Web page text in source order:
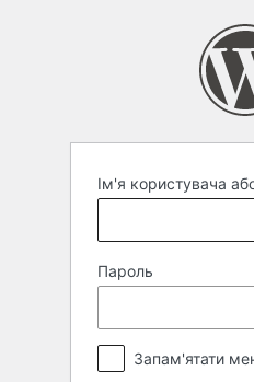
Ім'я користувача
Пароль
Запам'ятати